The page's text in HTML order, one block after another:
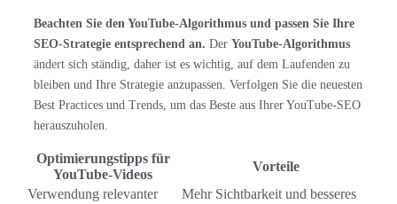
Beachten Sie den YouTube-Algorithmus und passen Sie Ihre
SEO-Strategie entsprechend an. Der YouTube-Algorithmus
ändert sich ständig, daher ist es wichtig, auf dem Laufenden zu
bleiben und Ihre Strategie anzupassen. Verfolgen Sie die neuesten
Best Practices und Trends, um das Beste aus Ihrer YouTube-SEO
herauszuholen.
Optimierungstipps für
YouTube-Videos
Vorteile
Verwendung relevanter
Mehr Sichtbarkeit und besseres